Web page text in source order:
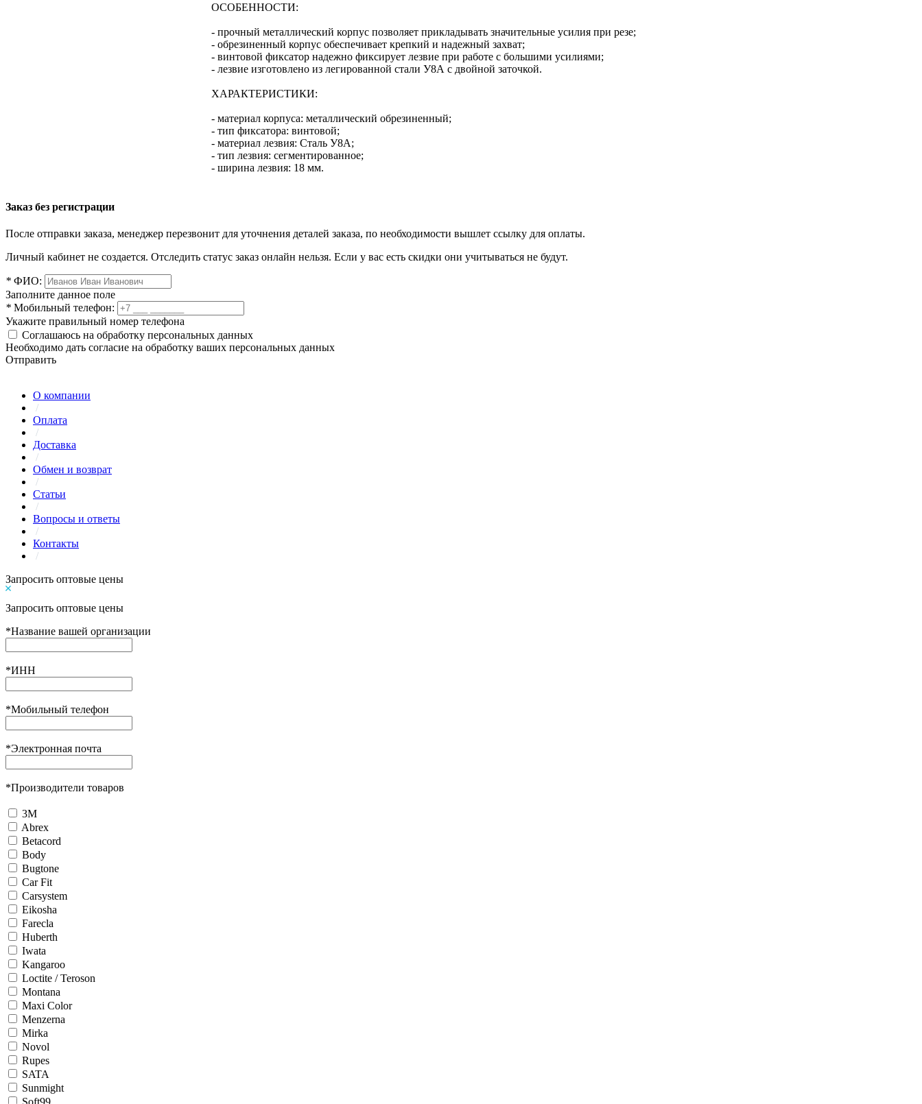
ОСОБЕННОСТИ:
- прочный металлический корпус позволяет прикладывать значительные усилия при резе;
- обрезиненный корпус обеспечивает крепкий и надежный захват;
- винтовой фиксатор надежно фиксирует лезвие при работе с большими усилиями;
- лезвие изготовлено из легированной стали У8А с двойной заточкой.
ХАРАКТЕРИСТИКИ:
- материал корпуса: металлический обрезиненный;
- тип фиксатора: винтовой;
- материал лезвия: Сталь У8А;
- тип лезвия: сегментированное;
- ширина лезвия: 18 мм.
Заказ без регистрации
После отправки заказа, менеджер перезвонит для уточнения деталей заказа, по необходимости вышлет ссылку для оплаты.
Личный кабинет не создается. Отследить статус заказ онлайн нельзя. Если у вас есть скидки они учитываться не будут.
* ФИО:
Заполните данное поле
* Мобильный телефон:
Укажите правильный номер телефона
Соглашаюсь на обработку персональных данных
Необходимо дать согласие на обработку ваших персональных данных
Отправить
О компании
/
Оплата
/
Доставка
/
Обмен и возврат
/
Статьи
/
Вопросы и ответы
/
Контакты
/
Запросить оптовые цены
Запросить оптовые цены
*Название вашей организации
*ИНН
*Мобильный телефон
*Электронная почта
*Производители товаров
3М
Abrex
Betacord
Body
Bugtone
Car Fit
Carsystem
Eikosha
Farecla
Huberth
Iwata
Kangaroo
Loctite / Teroson
Montana
Maxi Color
Menzerna
Mirka
Novol
Rupes
SATA
Sunmight